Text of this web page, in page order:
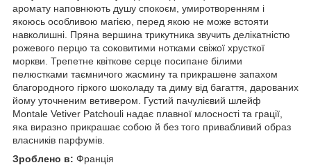
аромату наповнюють душу спокоєм, умиротворенням і
якоюсь особливою магією, перед якою не може встояти
навколишні. Пряна вершина трикутника звучить делікатністю
рожевого перцю та соковитими нотками свіжої хрусткої
моркви. Трепетне квіткове серце посипане білими
пелюстками таємничого жасмину та прикрашене запахом
благородного гіркого шоколаду та диму від багаття, дарованих
йому уточненим ветивером. Густий пачулієвий шлейф
Montale Vetiver Patchouli надає плавної млосності та грації,
яка виразно прикрашає собою й без того привабливий образ
власників парфумів.
Зроблено в: Франція